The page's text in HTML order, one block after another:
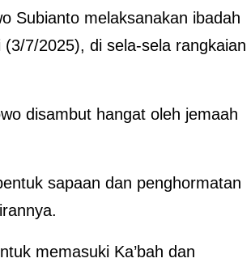
Subianto melaksanakan ibadah
7/2025), di sela-sela rangkaian
disambut hangat oleh jemaah
sapaan dan penghormatan
memasuki Ka’bah dan